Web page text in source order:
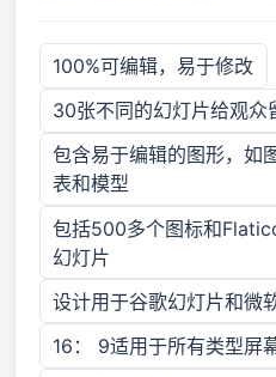
100%可编辑，易于修改
30张不同的幻灯片给观众
包含易于编辑的图形，如
表和模型
包括500多个图标和
幻灯片
设计用于谷歌幻灯片和微
16： 9适用于所有类型屏